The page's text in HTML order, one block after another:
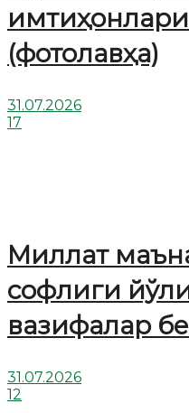
(фотолавҳа)
31.07.2026
17
Миллат
софлиги
вазифалар
31.07.2026
12